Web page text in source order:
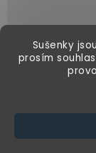
Sušenky
prosím
Copyright 2026